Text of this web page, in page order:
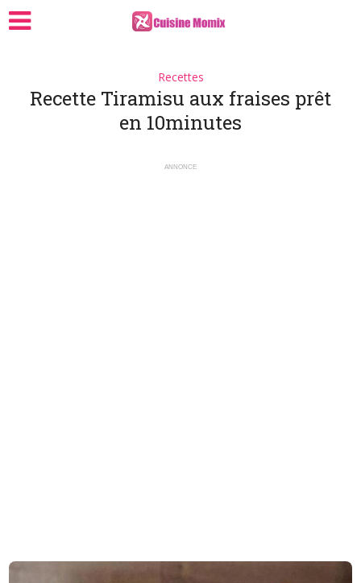
Recettes
Recette Tiramisu aux fraises prêt
en 10minutes
ANNONCE